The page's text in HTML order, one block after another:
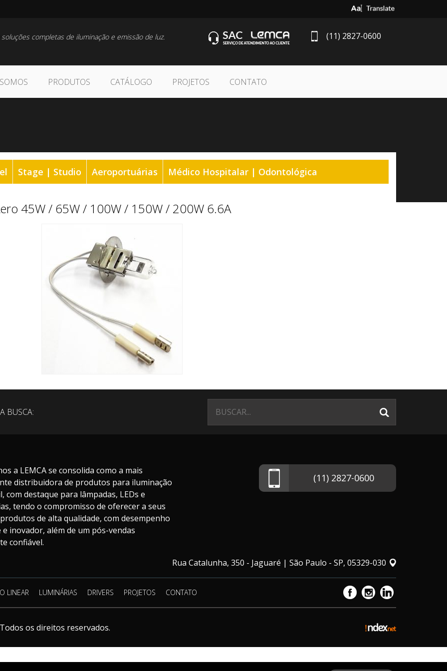
Select Language
completas de iluminação e emissão de luz. (11) 2827-0600
PRODUTOS CATÁLOGO PROJETOS CONTATO
Stage | Studio Aeroportuárias Médico Hospitalar | Odontológica
45W / 65W / 100W / 150W / 200W 6.6A
BUSCA:
a LEMCA se consolida como a mais
distribuidora de produtos para iluminação
com destaque para lâmpadas, LEDs e
tendo o compromisso de oferecer a seus
de alta qualidade, com desempenho
e inovador, além de um pós-vendas
confiável.
(11) 2827-0600
Rua Catalunha, 350 - Jaguaré | São Paulo - SP, 05329-030
LINEAR LUMINÁRIAS DRIVERS PROJETOS CONTATO
os direitos reservados.